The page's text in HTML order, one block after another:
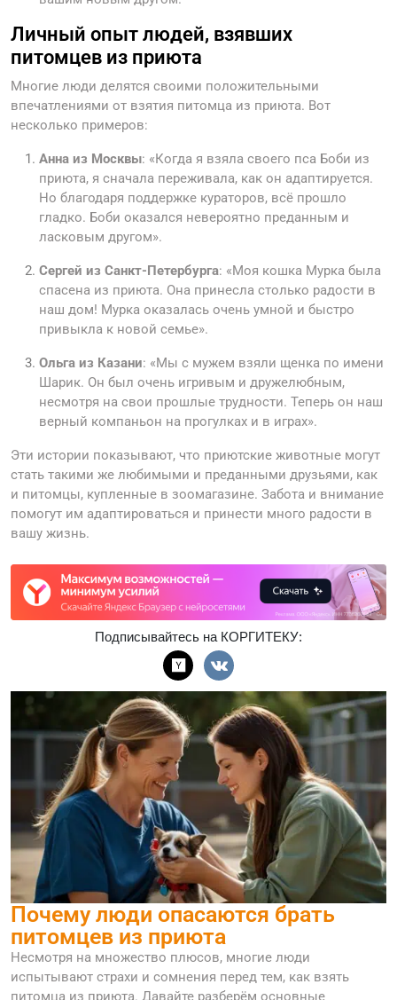
Личный опыт людей, взявших
питомцев из приюта
Многие люди делятся своими положительными
впечатлениями от взятия питомца из приюта. Вот
несколько примеров:
Анна из Москвы: «Когда я взяла своего пса Боби из
приюта, я сначала переживала, как он адаптируется.
Но благодаря поддержке кураторов, всё прошло
гладко. Боби оказался невероятно преданным и
ласковым другом».
Сергей из Санкт-Петербурга: «Моя кошка Мурка была
спасена из приюта. Она принесла столько радости в
наш дом! Мурка оказалась очень умной и быстро
привыкла к новой семье».
Ольга из Казани: «Мы с мужем взяли щенка по имени
Шарик. Он был очень игривым и дружелюбным,
несмотря на свои прошлые трудности. Теперь он наш
верный компаньон на прогулках и в играх».
Эти истории показывают, что приютские животные могут
стать такими же любимыми и преданными друзьями, как
и питомцы, купленные в зоомагазине. Забота и внимание
помогут им адаптироваться и принести много радости в
вашу жизнь.
Подписывайтесь на КОРГИТЕКУ:
Почему люди опасаются брать
питомцев из приюта
Несмотря на множество плюсов, многие люди
испытывают страхи и сомнения перед тем, как взять
питомца из приюта. Давайте разберём основные